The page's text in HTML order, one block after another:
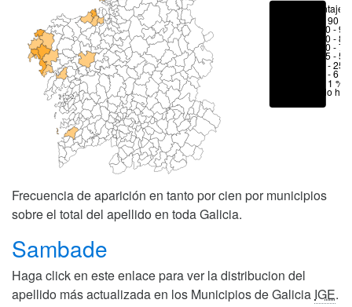
Porcentajes
> 90 %
80 -
70 -
50 -
25 -
6 - 25
1 - 6 %
< 1 %
No hay
Frecuencia de aparición en tanto por cien por municipios
sobre el total del apellido en toda Galicia.
Sambade
Haga click en este enlace para ver la distribucion del
apellido más actualizada en los Municipios de Galicia IGE.